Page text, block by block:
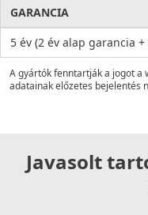
GARANCIA
5 év (2 év alap garancia
A gyártók fenntartják a jogot a
adatainak előzetes bejelentés
Javasolt